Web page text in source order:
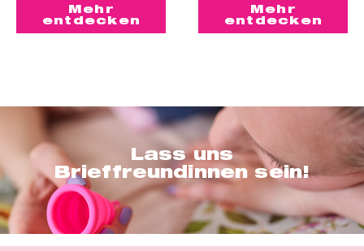
Mehr
entdecken
Mehr
entdecken
Lass uns
Brieffreundinnen sein!